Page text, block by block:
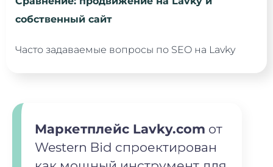
собственный сайт
Часто задаваемые вопросы по SEO на Lavky
Маркетплейс Lavky.com от
Western Bid спроектирован